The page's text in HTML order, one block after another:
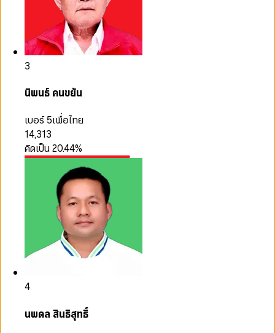
3
นิพนธ์ คนขยัน
เบอร์ 5เพื่อไทย
14,313
คิดเป็น20.44%
4
นพดล สินธิสุทธิ์